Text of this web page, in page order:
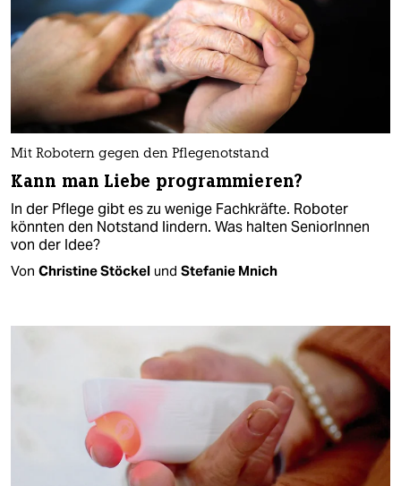
Mit Robotern gegen den Pflegenotstand
Kann man Liebe programmieren?
In der Pflege gibt es zu wenige Fachkräfte. Roboter
könnten den Notstand lindern. Was halten SeniorInnen
von der Idee?
Von Christine Stöckel und Stefanie Mnich